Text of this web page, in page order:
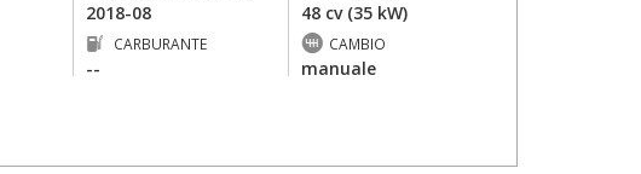
2018-08 48 cv (35 kW)
CARBURANTE
--
CAMBIO
manuale